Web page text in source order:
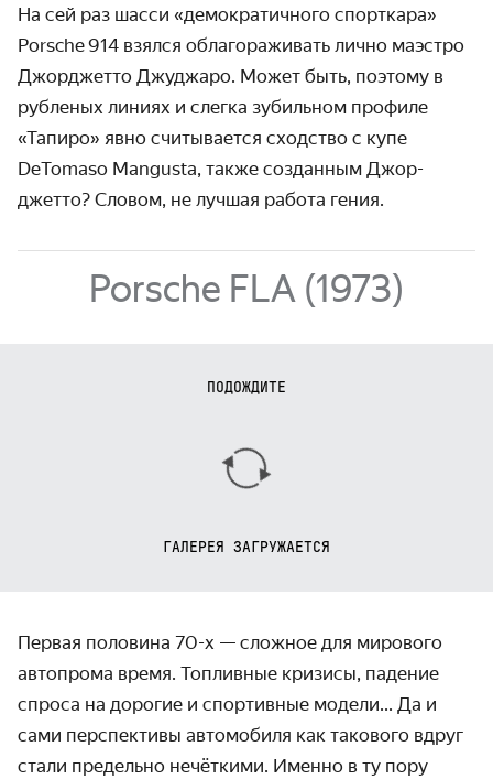
На сей раз шасси «демокра­тичного спорткара»
Porsche 914 взялся облагора­живать лично маэстро
Джор­джетто Джу­джаро. Может быть, поэтому в
рубленых линиях и слегка зубильном профиле
«Тапиро» явно считы­вается сходство с купе
DeTomaso Mangusta, также созданным Джор­
джетто? Словом, не лучшая работа гения.
Porsche FLA (1973)
ПОДОЖДИТЕ
ГАЛЕРЕЯ ЗАГРУЖАЕТСЯ
Первая половина 70-х — сложное для мирового
автопрома время. Топливные кризисы, падение
спроса на дорогие и спортивные модели... Да и
сами перс­пективы автомобиля как такового вдруг
стали предельно нечёткими. Именно в ту пору